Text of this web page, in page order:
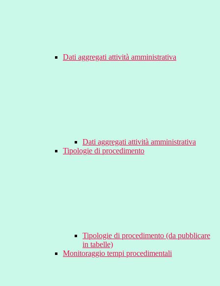
Dati aggregati attività amministrativa
Dati aggregati attività amministrativa
Tipologie di procedimento
Tipologie di procedimento (da pubblicare
in tabelle)
Monitoraggio tempi procedimentali